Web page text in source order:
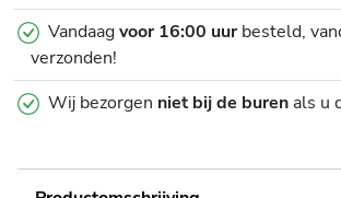
Vandaagvoor 16:00 uurbesteld,
verzonden!
Wij bezorgen niet bij de burenals u